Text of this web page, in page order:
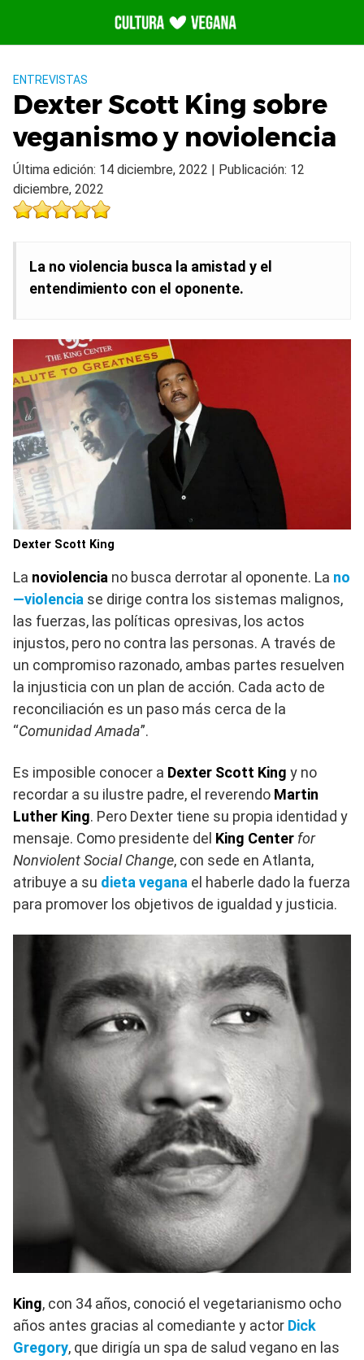
contenido
ENTREVISTAS
Dexter Scott King sobre
veganismo y noviolencia
Última edición: 14 diciembre, 2022 | Publicación: 12
diciembre, 2022
La no violencia busca la amistad y el
entendimiento con el oponente.
Dexter Scott King
La noviolencia no busca derrotar al oponente. La no
—violencia se dirige contra los sistemas malignos,
las fuerzas, las políticas opresivas, los actos
injustos, pero no contra las personas. A través de
un compromiso razonado, ambas partes resuelven
la injusticia con un plan de acción. Cada acto de
reconciliación es un paso más cerca de la
“Comunidad Amada”.
Es imposible conocer a Dexter Scott King y no
recordar a su ilustre padre, el reverendo Martin
Luther King. Pero Dexter tiene su propia identidad y
mensaje. Como presidente del King Center for
Nonviolent Social Change, con sede en Atlanta,
atribuye a su dieta vegana el haberle dado la fuerza
para promover los objetivos de igualdad y justicia.
King, con 34 años, conoció el vegetarianismo ocho
años antes gracias al comediante y actor Dick
Gregory, que dirigía un spa de salud vegano en las